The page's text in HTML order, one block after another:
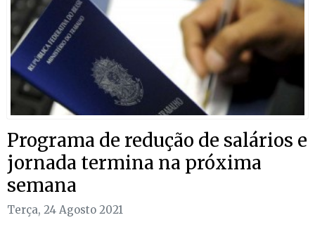
Programa de redução de salários e
jornada termina na próxima
semana
Terça, 24 Agosto 2021